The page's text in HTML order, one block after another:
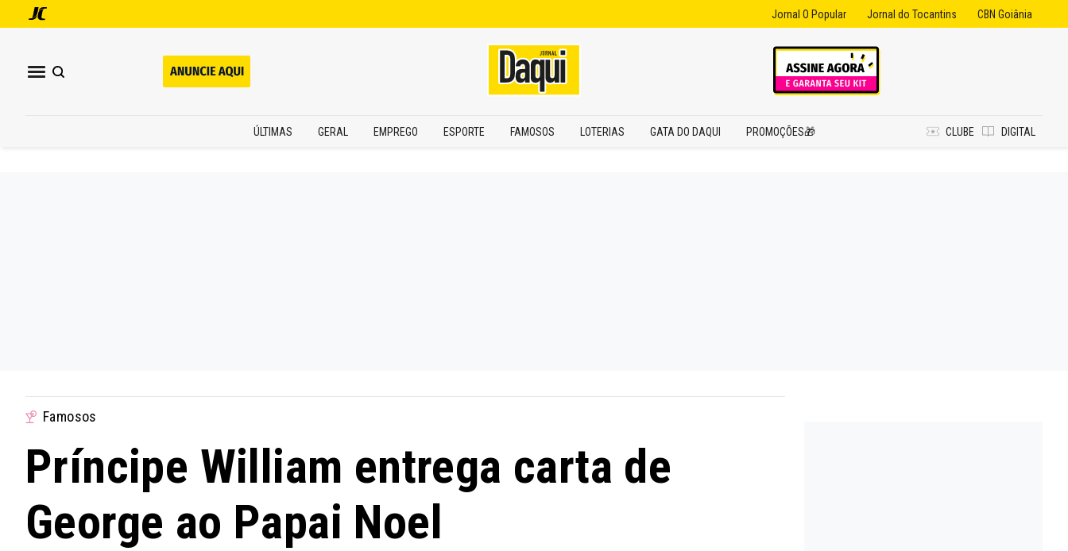
Jornal O Popular Jornal do Tocantins CBN Goiânia
ÚLTIMAS GERAL EMPREGO ESPORTE FAMOSOS LOTERIAS GATA DO DAQUI PROMOÇÕES🎁 CLUBE DIGITAL
Famosos
Príncipe William entrega carta de
George ao Papai Noel